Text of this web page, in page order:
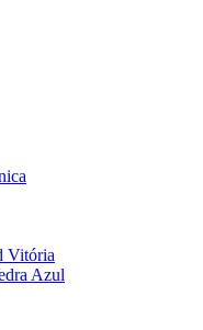
Vitória
Azul